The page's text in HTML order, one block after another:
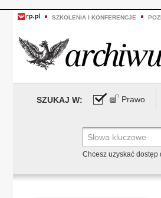
SZKOLENIA I KONFERENCJE
SZUKAJ W: Prawo
Chcesz uzyskać dostęp